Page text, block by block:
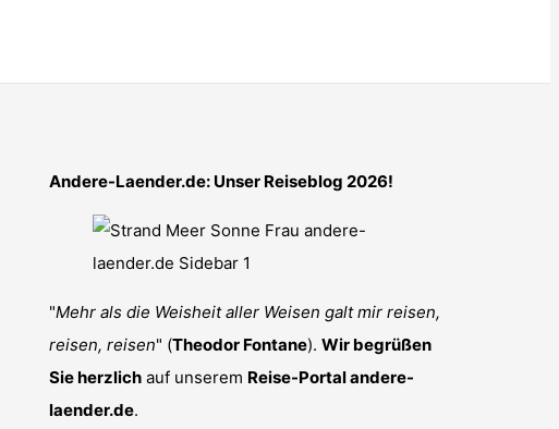
Andere-Laender.de: Unser Reiseblog 2026!
"Mehr als die Weisheit aller Weisen galt mir reisen,
reisen, reisen" (Theodor Fontane). Wir begrüßen
Sie herzlich auf unserem Reise-Portal andere-
laender.de.